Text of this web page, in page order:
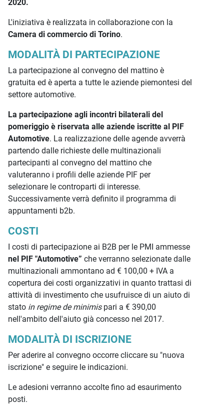
2020.
L'iniziativa è realizzata in collaborazione con la
Camera di commercio di Torino.
MODALITÀ DI PARTECIPAZIONE
La partecipazione al convegno del mattino è
gratuita ed è aperta a tutte le aziende piemontesi del
settore automotive.
La partecipazione agli incontri bilaterali del
pomeriggio è riservata alle aziende iscritte al PIF
Automotive. La realizzazione delle agende avverrà
partendo dalle richieste delle multinazionali
partecipanti al convegno del mattino che
valuteranno i profili delle aziende PIF per
selezionare le controparti di interesse.
Successivamente verrà definito il programma di
appuntamenti b2b.
COSTI
I costi di partecipazione ai B2B per le PMI ammesse
nel PIF "Automotive” che verranno selezionate dalle
multinazionali ammontano ad € 100,00 + IVA a
copertura dei costi organizzativi in quanto trattasi di
attività di investimento che usufruisce di un aiuto di
stato in regime de minimispari a € 390,00
nell'ambito dell'aiuto già concesso nel 2017.
MODALITÀ DI ISCRIZIONE
Per aderire al convegno occorre cliccare su "nuova
iscrizione" e seguire le indicazioni.
Le adesioni verranno accolte fino ad esaurimento
posti.